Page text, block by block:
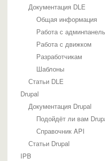
Хаки Joomla
Шаблоны Joomla
Шаблоны Joomla 1.5
Шаблоны Joomla 1.7
Шаблоны Joomla 2.5
phpBBex
Документация phpBB
Отдельные файлы
Руководство для
Руководство по
Руководство по
Руководство по
Руководство по
Интеграция phpBB с
Документация DLE
Общая информация
Работа с
Работа с движком
Разработчикам
Шаблоны
Статьи DLE
Drupal
Документация Drupal
Подойдёт ли вам
Справочник API
Статьи Drupal
IPB